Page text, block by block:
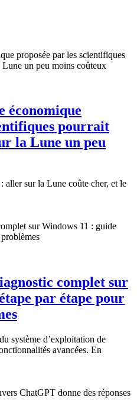
économique
pourrait
la Lune un peu
aller sur la Lune coûte cher, et le
complet sur
par étape pour
système d’exploitation de
avancées. En